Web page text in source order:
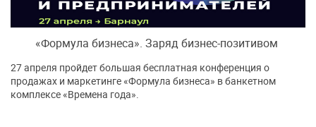
«Формула бизнеса». Заряд бизнес-позитивом
27 апреля пройдет большая бесплатная конференция о
продажах и маркетинге «Формула бизнеса» в банкетном
комплексе «Времена года».